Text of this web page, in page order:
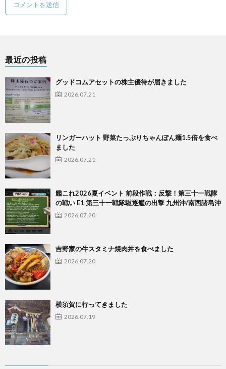
最近の投稿
グッドコムアセットの株主優待が届きました
2026.07.21
リンガーハット 野菜たっぷりちゃんぽん麺1.5倍を食べ
ました
2026.07.21
艦これ2026夏イベント 前段作戦：反撃！第三十一戦隊
の戦い E1 第三十一戦隊駆逐艦の出撃 九州沖/南西諸島沖
2026.07.20
吉野家の牛スタミナ焼肉丼を食べました
2026.07.20
横須賀に行ってきました
2026.07.19